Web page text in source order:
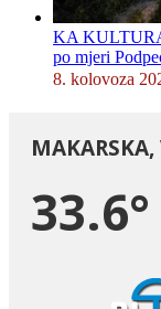
KA KULTURA
po mjeri
8. kolovoza